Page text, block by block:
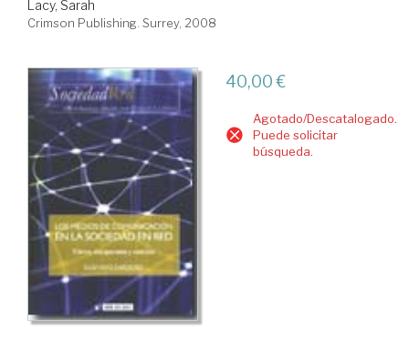
Lacy, Sarah
Crimson Publishing. Surrey, 2008
40,00 €
Agotado/Descatalogado.
Puede solicitar
búsqueda.